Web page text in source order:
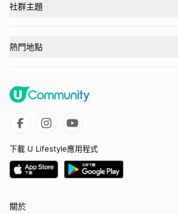
社群主題
熱門地點
下載 U Lifestyle應用程式
關於